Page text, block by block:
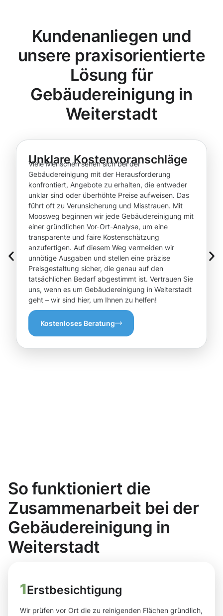
Kundenanliegen und
unsere praxisorientierte
Lösung für
Gebäudereinigung in
Weiterstadt
Unklare Kostenvoranschläge
Viele Menschen sehen sich bei der
Gebäudereinigung mit der Herausforderung
konfrontiert, Angebote zu erhalten, die entweder
unklar sind oder überhöhte Preise aufweisen. Das
führt oft zu Verunsicherung und Misstrauen. Mit
Moosweg beginnen wir jede Gebäudereinigung mit
einer gründlichen Vor-Ort-Analyse, um eine
transparente und faire Kostenschätzung
anzufertigen. Auf diesem Weg vermeiden wir
unnötige Ausgaben und stellen eine präzise
Preisgestaltung sicher, die genau auf den
tatsächlichen Bedarf abgestimmt ist. Vertrauen Sie
uns, wenn es um Gebäudereinigung in Weiterstadt
geht – wir sind hier, um Ihnen zu helfen!
Kostenloses Beratung
So funktioniert die
Zusammenarbeit bei der
Gebäudereinigung in
Weiterstadt
1Erstbesichtigung
Wir prüfen vor Ort die zu reinigenden Flächen gründlich,